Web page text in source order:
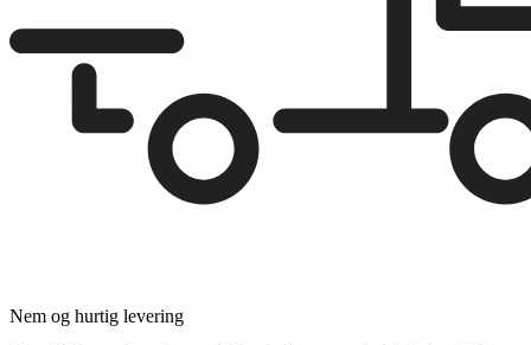
Nem og hurtig levering